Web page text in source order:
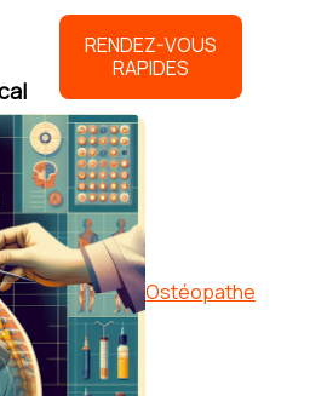
RENDEZ-VOUS
RAPIDES
Ostéopathe